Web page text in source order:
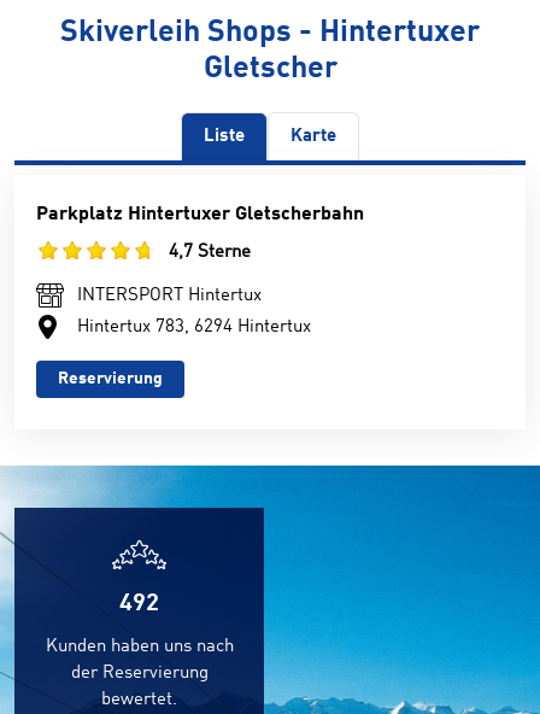
Skiverleih Shops - Hintertuxer
Gletscher
Liste Karte
Parkplatz Hintertuxer Gletscherbahn
4,7 Sterne
INTERSPORT Hintertux
Hintertux 783, 6294 Hintertux
Reservierung
527
Kunden haben uns nach
der Reservierung
bewertet.